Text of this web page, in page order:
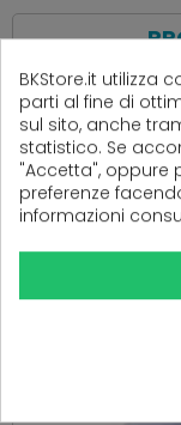
( 12
BKStore.it utilizza
parti al fine di
sul sito, anche
statistico. Se
"Accetta", oppure
preferenze
informazioni